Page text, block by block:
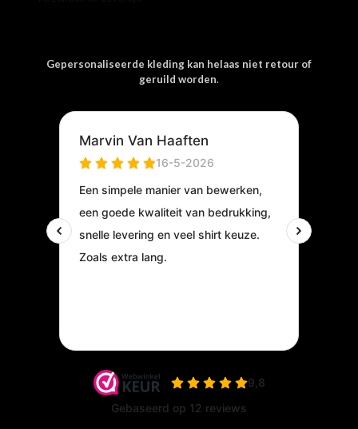
Gepersonaliseerde kleding kan helaas niet retour of
geruild worden.